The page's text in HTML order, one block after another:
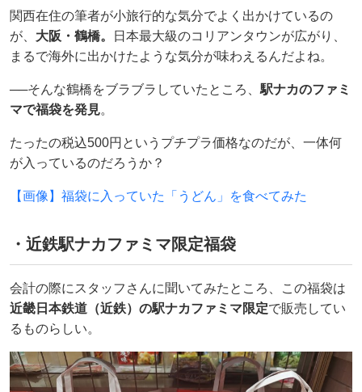
関西在住の筆者が小旅行的な気分でよく出かけているの
が、 大阪・鶴橋。
日本最大級のコリアンタウンが広がり、
まるで海外に出かけたような気分が味わえるんだよね。
──そんな鶴橋をブラブラしていたところ、 駅ナカのファミ
マで福袋を発見。
たったの税込500円というプチプラ価格なのだが、一体何
が入っているのだろうか？
【画像】福袋に入っていた「うどん」を食べてみた
・近鉄駅ナカファミマ限定福袋
会計の際にスタッフさんに聞いてみたところ、この福袋は
近畿日本鉄道（近鉄）の駅ナカファミマ限定で販売してい
るものらしい。